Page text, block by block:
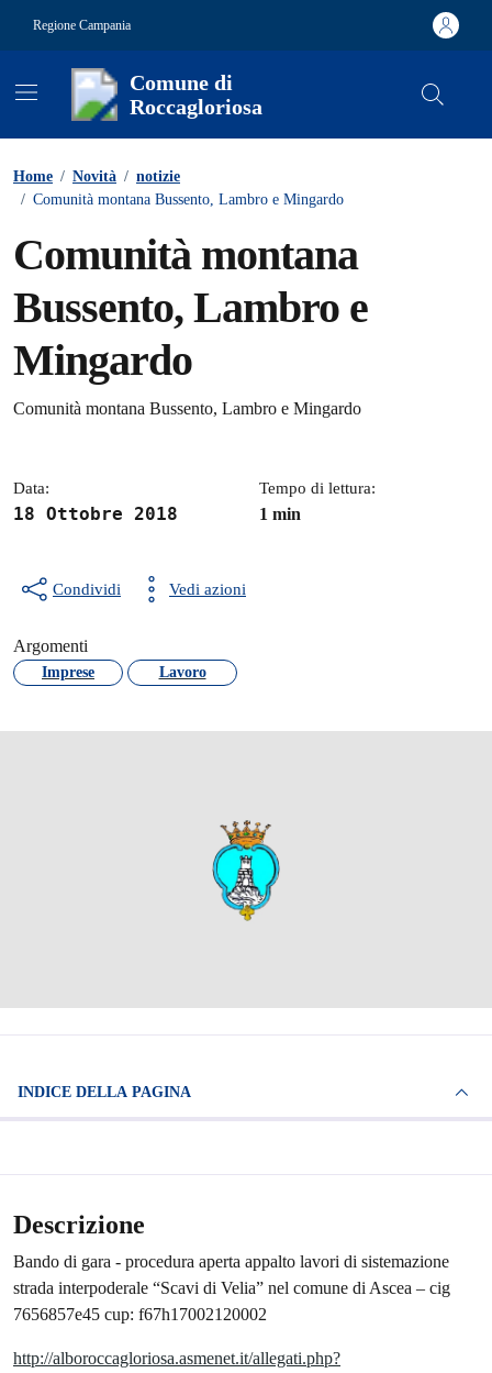
Regione Campania
Comune di
Roccagloriosa
Home / Novità / notizie
/ Comunità montana Bussento, Lambro e Mingardo
Comunità montana
Bussento, Lambro e
Mingardo
Dettagli della notizia
Comunità montana Bussento, Lambro e Mingardo
Data:
18 Ottobre 2018
Tempo di lettura:
1 min
Condividi Vedi azioni
Argomenti
Imprese Lavoro
INDICE DELLA PAGINA
Descrizione
Bando di gara - procedura aperta appalto lavori di sistemazione
strada interpoderale “Scavi di Velia” nel comune di Ascea – cig
7656857e45 cup: f67h17002120002
http://alboroccagloriosa.asmenet.it/allegati.php?